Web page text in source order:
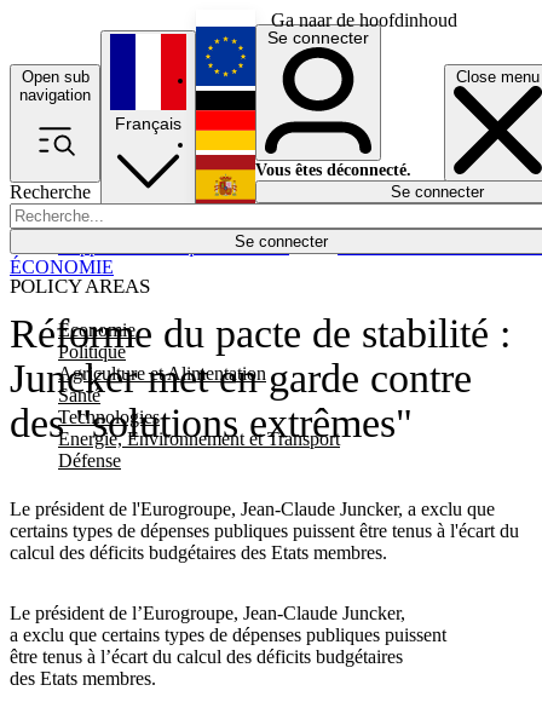
Ga naar de hoofdinhoud
Open sub
navigation
Close menu
Recherche
Se connecter
POLICY AREAS
Economie
Politique
Agriculture et Alimentation
Santé
Technologies
Energie, Environnement et Transport
Défense
Économie
Français
English
Deutsch
Español
Se connecter
Vous êtes déconnecté.
Se connecter
Réforme du pacte de stabilité :
Juncker met en garde contre
des "solutions extrêmes"
Le président de l'Eurogroupe, Jean-Claude Juncker, a exclu que
certains types de dépenses publiques puissent être tenus à l'écart du
calcul des déficits budgétaires des Etats membres.
ÉCONOMIE
Le président de l’Eurogroupe, Jean-Claude Juncker,
a exclu que certains types de dépenses publiques puissent
être tenus à l’écart du calcul des déficits budgétaires
des Etats membres.